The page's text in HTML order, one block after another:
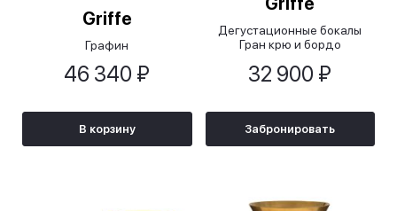
Griffe
Графин
46 340 ₽
В корзину
Дегустационные бокалы
Гран крю и бордо
Bordeaux Gira e Rigira (2 шт),
32 900 ₽
Забронировать